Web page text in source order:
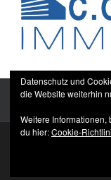
TTC
Datenschutz und
die Website weiterhin
Weitere
du hier:Cookie-